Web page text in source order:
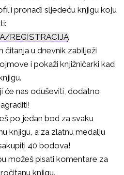
i pronađi sljedeću knjigu koju
REGISTRACIJA
čitanja u dnevnik zabilježi
i pokaži knjižničarki kad
će nas oduševiti, dodatno
po jedan bod za svaku
knjigu, a za zlatnu medalju
40 bodova!
možeš pisati komentare za
knjigu.